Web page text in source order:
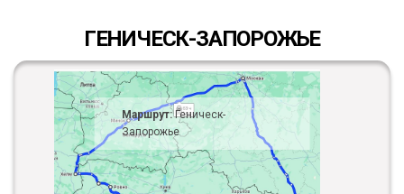
ГЕНИЧЕСК-ЗАПОРОЖЬЕ
Маршрут:Геническ-
Запорожье